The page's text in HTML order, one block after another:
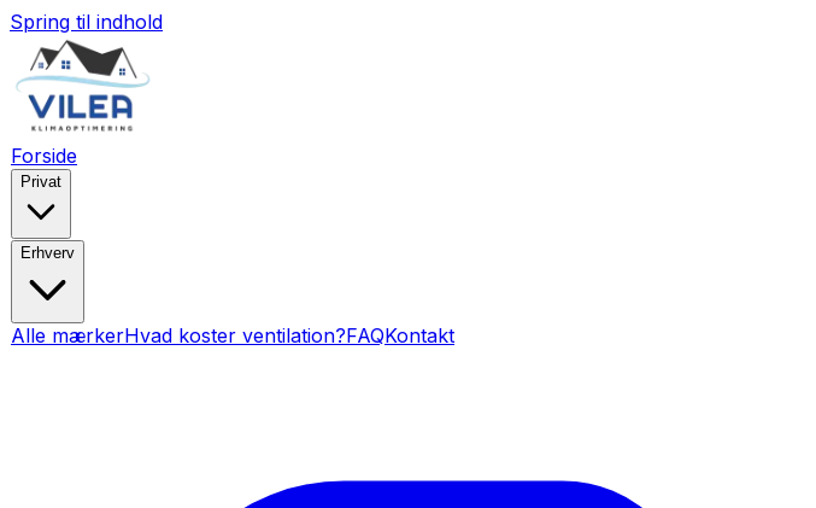
Spring til indhold
Forside
Privat
Erhverv
Alle mærkerHvad koster ventilation?FAQKontakt